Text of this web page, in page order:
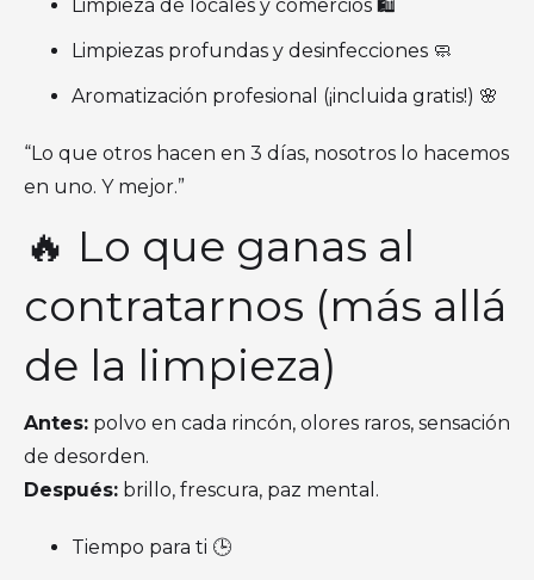
Limpieza de locales y comercios 🛍
Limpiezas profundas y desinfecciones 🧼
Aromatización profesional (¡incluida gratis!) 🌸
“Lo que otros hacen en 3 días, nosotros lo hacemos
en uno. Y mejor.”
🔥 Lo que ganas al
contratarnos (más allá
de la limpieza)
Antes: polvo en cada rincón, olores raros, sensación
de desorden.
Después: brillo, frescura, paz mental.
Tiempo para ti 🕒